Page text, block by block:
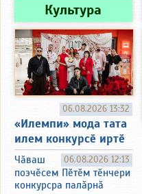
Культура
06.08.2026 13:32
«Илемпи» мода тата
илем конкурсӗ иртӗ
06.08.2026 12:13
Чӑваш
поэчӗсем Пӗтӗм тӗнчери
конкурсра палӑрнӑ